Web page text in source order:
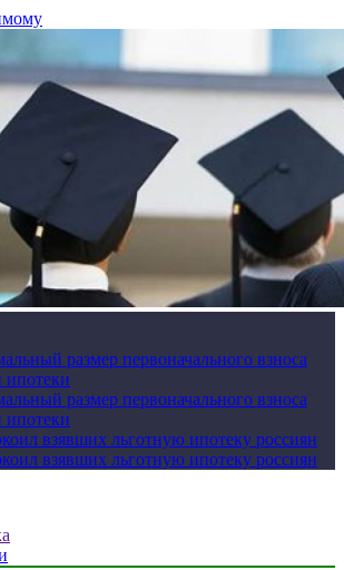
размер первоначального взноса
ипотеки
размер первоначального взноса
ипотеки
взявших льготную ипотеку россиян
взявших льготную ипотеку россиян